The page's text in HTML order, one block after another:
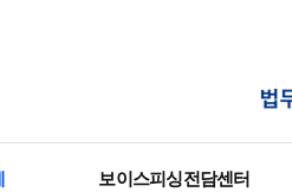
보이스피싱전담센터